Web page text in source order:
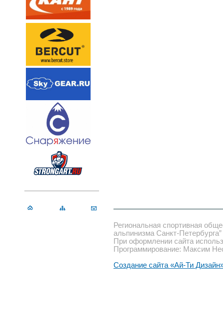
Региональная спортивная
альпинизма Санкт-Петербурга”
При оформлении сайта
Программирование: Максим
Создание сайта «Ай-Ти